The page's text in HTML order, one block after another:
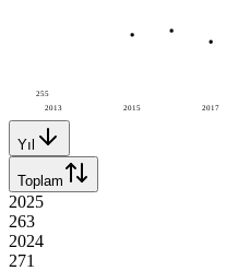
2013 2015 2017
255
Yıl
Toplam
2025
263
2024
271